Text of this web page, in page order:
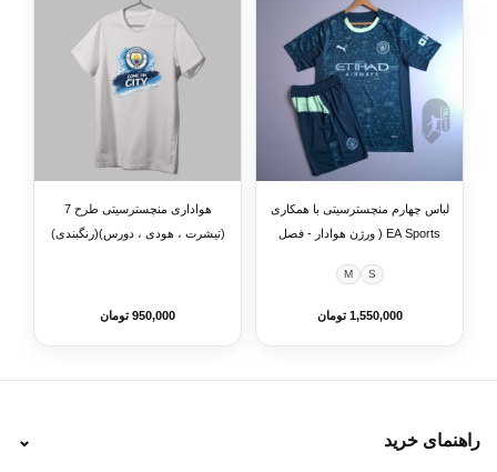
لباس چهارم منچسترسیتی با همکاری
EA Sports ( ورژن هوادار - فصل
ورزشی
S
M
1,550,000 تومان
هواداری منچسترسیتی طرح 7
(تیشرت ، هودی ، دورس)(رنگبندی)
950,000 تومان
راهنمای خرید ⌄